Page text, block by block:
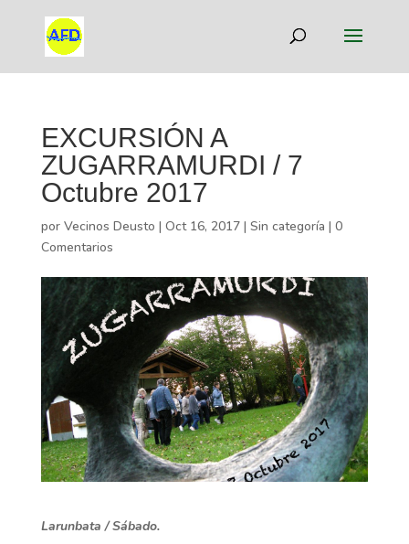
EXCURSIÓN A
ZUGARRAMURDI / 7
Octubre 2017
por Vecinos Deusto | Oct 16, 2017| Sin categoría | 0
Comentarios
Larunbata / Sábado.